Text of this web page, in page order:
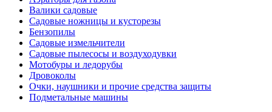
Валики садовые
Садовые ножницы и кусторезы
Бензопилы
Садовые измельчители
Садовые пылесосы и воздуходувки
Мотобуры и ледорубы
Дровоколы
Очки, наушники и прочие средства защиты
Подметальные машины